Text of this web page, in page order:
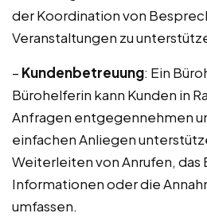
der Koordination von
Veranstaltungen zu
– Kundenbetreuung: Ein
Bürohelferin kann Kunden in
Anfragen entgegennehmen
einfachen Anliegen
Weiterleiten von Anrufen,
Informationen oder die
umfassen.